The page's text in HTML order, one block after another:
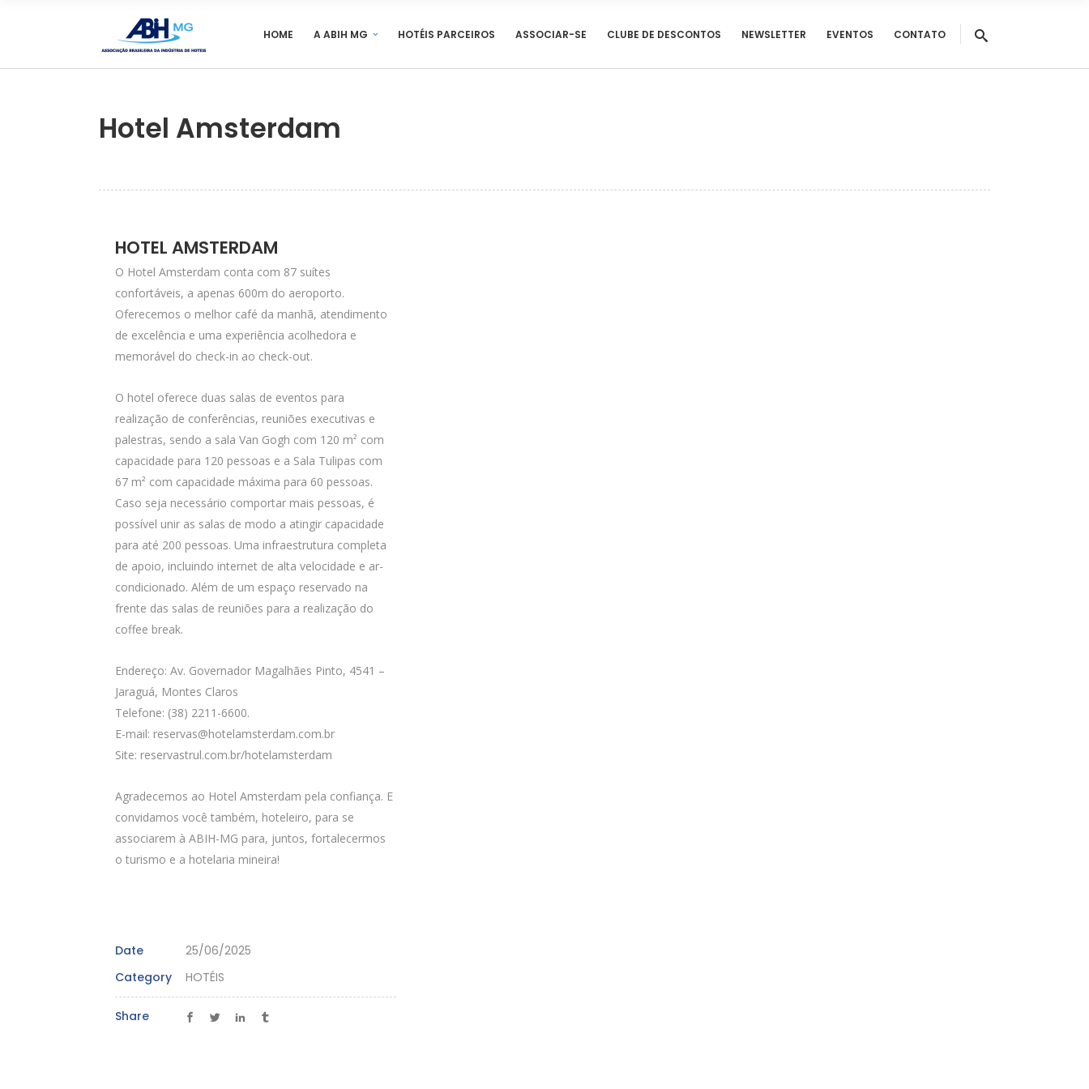
HOME A ABIH MG HOTÉIS PARCEIROS ASSOCIAR-SE CLUBE DE DESCONTOS NEWSLETTER EVENTOS CONTATO
Hotel Amsterdam
HOTEL AMSTERDAM
O Hotel Amsterdam conta com 87 suítes
confortáveis, a apenas 600m do aeroporto.
Oferecemos o melhor café da manhã, atendimento
de excelência e uma experiência acolhedora e
memorável do check-in ao check-out.
O hotel oferece duas salas de eventos para
realização de conferências, reuniões executivas e
palestras, sendo a sala Van Gogh com 120 m² com
capacidade para 120 pessoas e a Sala Tulipas com
67 m² com capacidade máxima para 60 pessoas.
Caso seja necessário comportar mais pessoas, é
possível unir as salas de modo a atingir capacidade
para até 200 pessoas. Uma infraestrutura completa
de apoio, incluindo internet de alta velocidade e ar-
condicionado. Além de um espaço reservado na
frente das salas de reuniões para a realização do
coffee break.
Endereço: Av. Governador Magalhães Pinto, 4541 –
Jaraguá, Montes Claros
Telefone: (38) 2211-6600.
E-mail: reservas@hotelamsterdam.com.br
Site: reservastrul.com.br/hotelamsterdam
Agradecemos ao Hotel Amsterdam pela confiança. E
convidamos você também, hoteleiro, para se
associarem à ABIH-MG para, juntos, fortalecermos
o turismo e a hotelaria mineira!
Date
25/06/2025
Category
HOTÉIS
Share